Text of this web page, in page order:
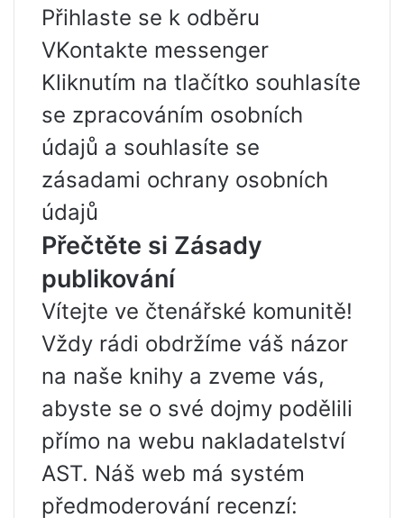
Přihlaste se k odběru
VKontakte messenger
Kliknutím na tlačítko souhlasíte
se zpracováním osobních
údajů a souhlasíte se
zásadami ochrany osobních
údajů
Přečtěte si Zásady
publikování
Vítejte ve čtenářské komunitě!
Vždy rádi obdržíme váš názor
na naše knihy a zveme vás,
abyste se o své dojmy podělili
přímo na webu nakladatelství
AST. Náš web má systém
předmoderování recenzí: